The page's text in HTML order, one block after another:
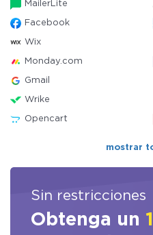
MailerLite
Facebook
Wix
Monday.com
Gmail
Wrike
Opencart
mostrar
Sin restricciones
Obtenga un